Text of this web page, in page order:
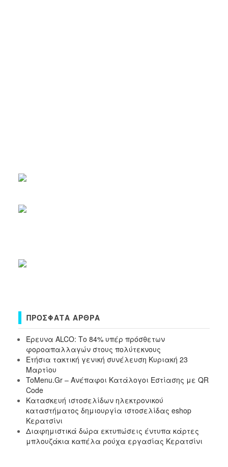
ΠΡΌΣΦΑΤΑ ΆΡΘΡΑ
Έρευνα ALCO: Το 84% υπέρ πρόσθετων
φοροαπαλλαγών στους πολύτεκνους
Ετήσια τακτική γενική συνέλευση Κυριακή 23
Μαρτίου
ToMenu.Gr – Ανέπαφοι Κατάλογοι Εστίασης με QR
Code
Κατασκευή ιστοσελίδων ηλεκτρονικού
καταστήματος δημιουργία ιστοσελίδας eshop
Κερατσίνι
Διαφημιστικά δώρα εκτυπώσεις έντυπα κάρτες
μπλουζάκια καπέλα ρούχα εργασίας Κερατσίνι